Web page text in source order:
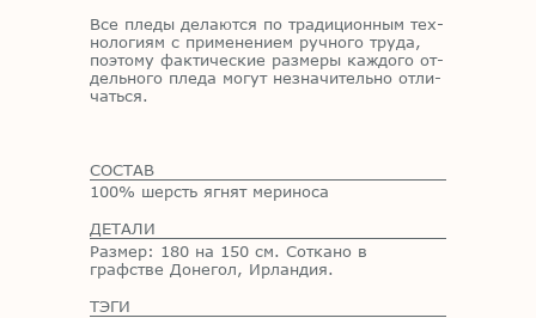
Все пле­ды де­ла­ют­ся по тра­ди­ци­он­ным тех­
но­ло­ги­ям с при­ме­не­ни­ем руч­но­го тру­да,
по­это­му фак­ти­че­ские раз­ме­ры каж­до­го от­
дель­но­го пле­да мо­гут незна­чи­тель­но от­ли­
чать­ся.
СОСТАВ
100% шерсть ягнят мериноса
ДЕТАЛИ
Размер: 180 на 150 см. Соткано в
графстве Донегол, Ирландия.
ТЭГИ